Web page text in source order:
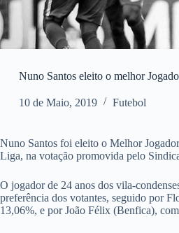
Nuno Santos eleito o melhor
10 de Maio, 2019 Futebol
Nuno Santos foi eleito o Melhor
Liga, na votação promovida pelo
O jogador de 24 anos dos vila-
preferência dos votantes, seguido por
13,06%, e por João Félix (Benfica),